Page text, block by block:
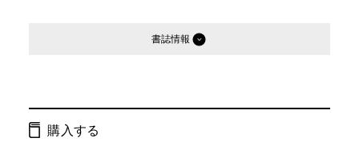
書誌情報
ページ数：
購入する